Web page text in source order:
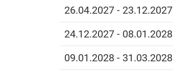
26.04.2027 - 23.12.2027
24.12.2027 - 08.01.2028
09.01.2028 - 31.03.2028